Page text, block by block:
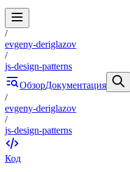
/
evgeny-deriglazov
/
js-design-patterns
ОбзорДокументация
/
evgeny-deriglazov
/
js-design-patterns
Код